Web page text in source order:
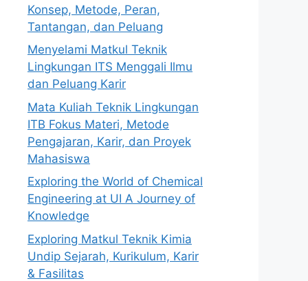
Konsep, Metode, Peran,
Tantangan, dan Peluang
Menyelami Matkul Teknik
Lingkungan ITS Menggali Ilmu
dan Peluang Karir
Mata Kuliah Teknik Lingkungan
ITB Fokus Materi, Metode
Pengajaran, Karir, dan Proyek
Mahasiswa
Exploring the World of Chemical
Engineering at UI A Journey of
Knowledge
Exploring Matkul Teknik Kimia
Undip Sejarah, Kurikulum, Karir
& Fasilitas